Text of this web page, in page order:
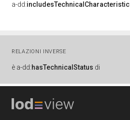
a-dd:includesTechnicalCharacteristic
RELAZIONI INVERSE
è a-dd:hasTechnicalStatus di